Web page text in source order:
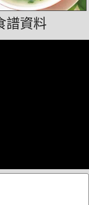
譜資料